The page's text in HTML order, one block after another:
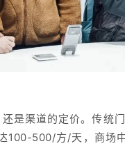
是渠道的定价。传统
100-500/方/天， 商场